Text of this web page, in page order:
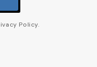
Policy.